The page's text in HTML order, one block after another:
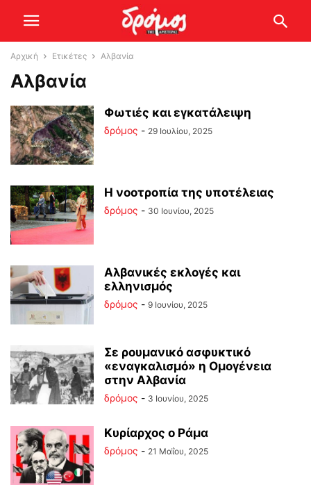
Αρχική Ετικέτες Αλβανία
Αλβανία
Φωτιές και εγκατάλειψη
δρόμος - 29 Ιουλίου, 2025
Η νοοτροπία της υποτέλειας
δρόμος - 30 Ιουνίου, 2025
Αλβανικές εκλογές και
ελληνισμός
δρόμος - 9 Ιουνίου, 2025
Σε ρουμανικό ασφυκτικό
«εναγκαλισμό» η Ομογένεια
στην Αλβανία
δρόμος - 3 Ιουνίου, 2025
Κυρίαρχος ο Ράμα
δρόμος - 21 Μαΐου, 2025